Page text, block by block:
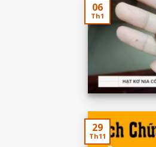
06
Th1
29
Th11